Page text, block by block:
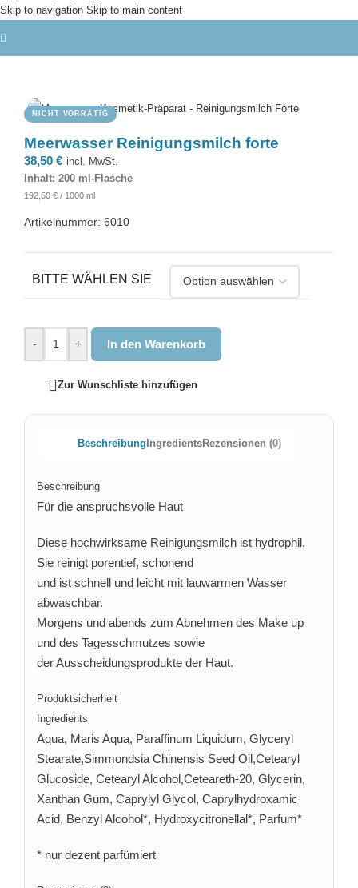
Skip to navigation Skip to main content
NICHT VORRÄTIG
Meerwasser Reinigungsmilch forte
38,50 € incl. MwSt.
Inhalt: 200 ml-Flasche
192,50 € / 1000 ml
Artikelnummer: 6010
BITTE WÄHLEN SIE
- + In den Warenkorb
Zur Wunschliste hinzufügen
Beschreibung IngredientsRezensionen (0)
Beschreibung
Für die anspruchsvolle Haut
Diese hochwirksame Reinigungsmilch ist hydrophil.
Sie reinigt porentief, schonend
und ist schnell und leicht mit lauwarmen Wasser
abwaschbar.
Morgens und abends zum Abnehmen des Make up
und des Tagesschmutzes sowie
der Ausscheidungsprodukte der Haut.
Produktsicherheit
Ingredients
Aqua, Maris Aqua, Paraffinum Liquidum, Glyceryl
Stearate,Simmondsia Chinensis Seed Oil,Cetearyl
Glucoside, Cetearyl Alcohol,Ceteareth-20, Glycerin,
Xanthan Gum, Caprylyl Glycol, Caprylhydroxamic
Acid, Benzyl Alcohol*, Hydroxycitronellal*, Parfum*
* nur dezent parfümiert